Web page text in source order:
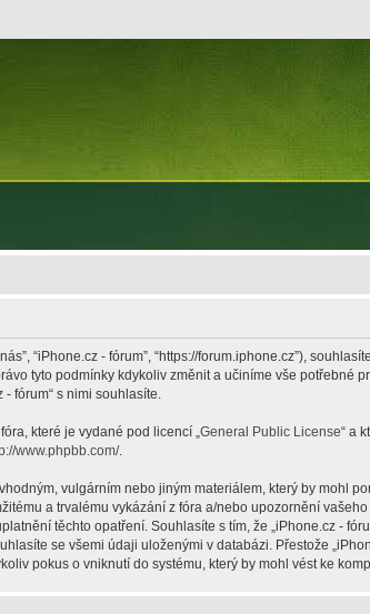
“iPhone.cz - fórum”, “https://forum.iphone.cz”),
tyto podmínky kdykoliv změnit a učiníme vše potřebné
fórum“ s nimi souhlasíte.
které je vydané pod licencí „General Public License“ a
www.phpbb.com/.
vulgárním nebo jiným materiálem, který by mohl
a trvalému vykázání z fóra a/nebo upozornění
těchto opatření. Souhlasíte s tím, že „iPhone.cz -
se všemi údaji uloženými v databázi. Přestože
pokus o vniknutí do systému, který by mohl vést ke